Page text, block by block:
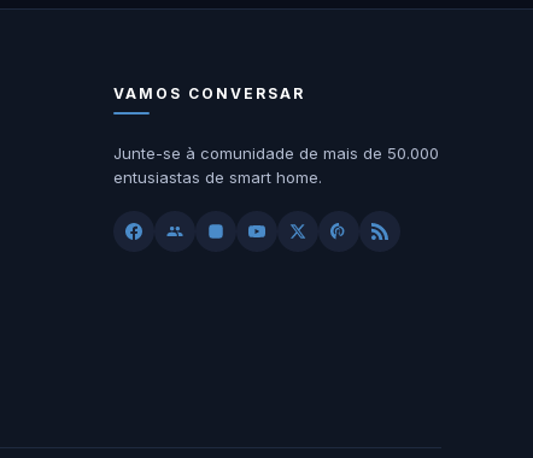
VAMOS CONVERSAR
Junte-se à comunidade de mais de 50.000
entusiastas de smart home.